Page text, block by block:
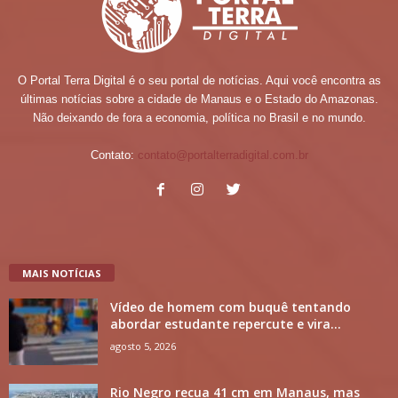
O Portal Terra Digital é o seu portal de notícias. Aqui você encontra as
últimas notícias sobre a cidade de Manaus e o Estado do Amazonas.
Não deixando de fora a economia, política no Brasil e no mundo.
Contato: contato@portalterradigital.com.br
MAIS NOTÍCIAS
Vídeo de homem com buquê tentando
abordar estudante repercute e vira...
agosto 5, 2026
Rio Negro recua 41 cm em Manaus, mas